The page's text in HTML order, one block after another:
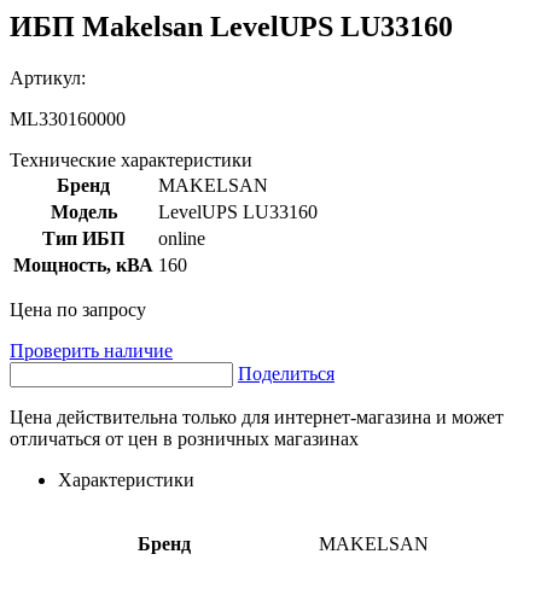
ИБП Makelsan LevelUPS LU33160
Артикул:
ML330160000
Технические характеристики
Бренд
MAKELSAN
Модель
LevelUPS LU33160
Тип ИБП
online
Мощность, кВА 160
Цена по запросу
Проверить наличие
Поделиться
Цена действительна только для интернет-магазина и может
отличаться от цен в розничных магазинах
Характеристики
Бренд MAKELSAN